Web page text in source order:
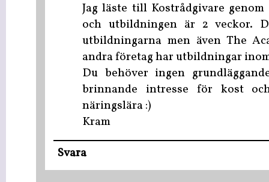
Jag läste till Kostrådgivare
och utbildningen är 2 veckor.
utbildningarna men även The
andra företag har utbildningar
Du behöver ingen
brinnande intresse för kost
näringslära :)
Kram
Svara